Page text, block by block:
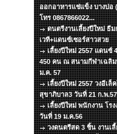
ออกอาหารแช่แข็ง บางบ่อ
โทร 0867866022...
ดนตรีงานเลี้ยงปีใหม่ ธี
เวที+แดนซ์เซอร์สาวสวย
เลี้ยงปีใหม่ 2557 แดน
450 คน ณ สนามกีฬาเฉลิม
ม.ค. 57
เลี้ยงปีใหม่ 2557 วงอีเ
สุขาภิบาล3 วันที่ 21 ก.พ.57
เลี้ยงปีใหม่ พนักงาน โร
วันที่ 19 ม.ค.56
วงดนตรีสด 3 ชิ้น งานเ